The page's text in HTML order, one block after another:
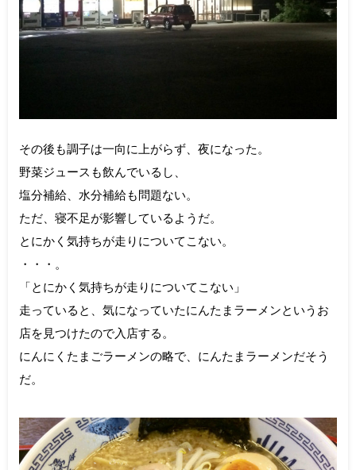
その後も調子は一向に上がらず、夜になった。
野菜ジュースも飲んでいるし、
塩分補給、水分補給も問題ない。
ただ、寝不足が影響しているようだ。
とにかく気持ちが走りについてこない。
・・・。
「とにかく気持ちが走りについてこない」
走っていると、気になっていたにんたまラーメンというお
店を見つけたので入店する。
にんにくたまごラーメンの略で、にんたまラーメンだそう
だ。